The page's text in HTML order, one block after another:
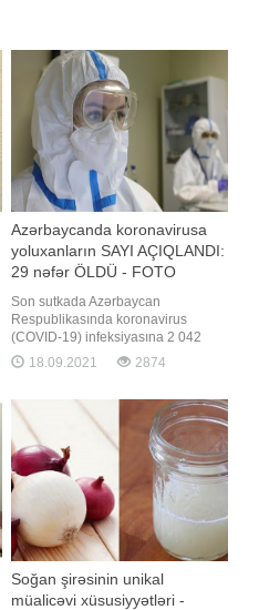
Azərbaycanda koronavirusa
yoluxanların SAYI AÇIQLANDI:
29 nəfər ÖLDÜ - FOTO
Son sutkada Azərbaycan
Respublikasında koronavirus
(COVID-19) infeksiyasına 2 042
yeni yoluxma faktı qeydə alınıb, 3
224 nəfər müalicə olunaraq sağalıb.
Qərargahdan verilən məlumata
görə, COVID-19 üçün götürülən
analiz nümunələri müsbət çıxmış 29
nəfər vəfat edib. İndiyədə
18.09.2021 2874
Soğan şirəsinin unikal
müalicəvi xüsusiyyətləri -